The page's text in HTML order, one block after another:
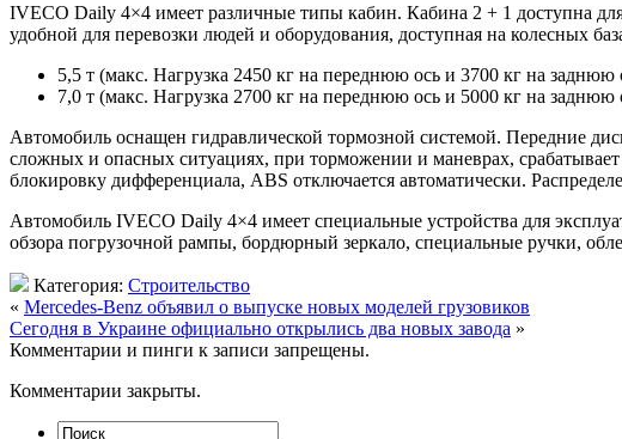
IVECO Daily 4×4 имеет различные типы кабин. Кабина 2 + 1 доступна
удобной для перевозки людей и оборудования, доступная на колесных
5,5 т (макс. Нагрузка 2450 кг на переднюю ось и 3700 кг на заднюю
7,0 т (макс. Нагрузка 2700 кг на переднюю ось и 5000 кг на заднюю
Автомобиль оснащен гидравлической тормозной системой. Передние
сложных и опасных ситуациях, при торможении и маневрах,
блокировку дифференциала, ABS отключается автоматически.
Автомобиль IVECO Daily 4×4 имеет специальные устройства для
обзора погрузочной рампы, бордюрный зеркало, специальные ручки,
Категория: Строительство
« Mercedes-Benz объявил о выпуске новых моделей грузовиков
Сегодня в Украине официально открылись два новых завода »
Комментарии и пинги к записи запрещены.
Комментарии закрыты.